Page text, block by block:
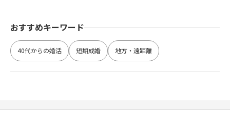
おすすめキーワード
40代からの婚活 短期成婚 地方・遠距離